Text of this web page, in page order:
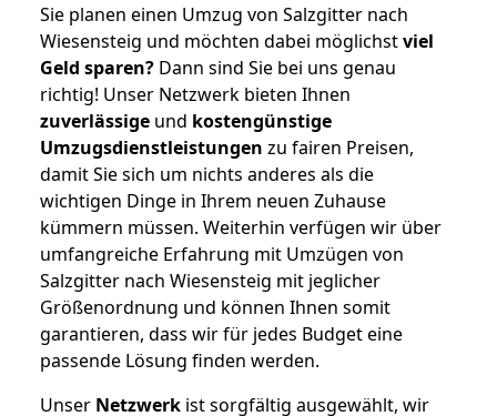
Sie planen einen Umzug von Salzgitter nach
Wiesensteig und möchten dabei möglichstviel
Geld sparen? Dann sind Sie bei uns genau
richtig! Unser Netzwerk bieten Ihnen
zuverlässige und kostengünstige
Umzugsdienstleistungen zu fairen Preisen,
damit Sie sich um nichts anderes als die
wichtigen Dinge in Ihrem neuen Zuhause
kümmern müssen. Weiterhin verfügen wir über
umfangreiche Erfahrung mit Umzügen von
Salzgitter nach Wiesensteig mit jeglicher
Größenordnung und können Ihnen somit
garantieren, dass wir für jedes Budget eine
passende Lösung finden werden.
Unser Netzwerk ist sorgfältig ausgewählt, wir